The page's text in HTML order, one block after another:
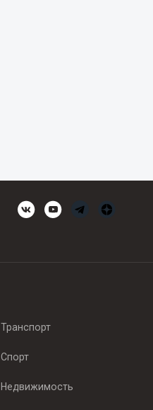
Транспорт
Спорт
Недвижимость